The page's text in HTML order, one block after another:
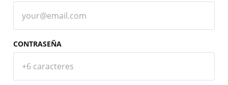
CONTRASEÑA